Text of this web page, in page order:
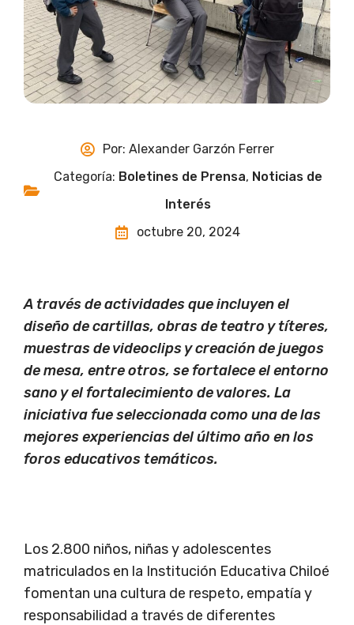
Por: Alexander Garzón Ferrer
Categoría: Boletines de Prensa, Noticias de
Interés
octubre 20, 2024
A través de actividades que incluyen el
diseño de cartillas, obras de teatro y títeres,
muestras de videoclips y creación de juegos
de mesa, entre otros, se fortalece el entorno
sano y el fortalecimiento de valores. La
iniciativa fue seleccionada como una de las
mejores experiencias del último año en los
foros educativos temáticos.
Los 2.800 niños, niñas y adolescentes
matriculados en la Institución Educativa Chiloé
fomentan una cultura de respeto, empatía y
responsabilidad a través de diferentes